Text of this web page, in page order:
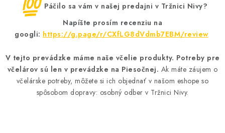
Páčilo sa vám v našej predajni v Tržnici Nivy?
Napíšte prosím recenziu na
googli: https://g.page/r/CXfLG8dVdmb7EBM/review
V tejto prevádzke máme naše včelie produkty. Potreby pre
včelárov sú len v prevádzke na Piesočnej. Ak máte záujem o
včelárske potreby, môžete si ich objednať v našom eshope so
spôsobom dopravy: osobný odber v Tržnici Nivy.